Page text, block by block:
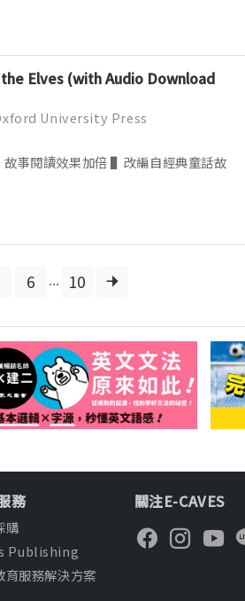
Elves (with Audio Download
University Press
事閱讀效果加倍 ▌改編自經典童話故
6 ... 10
務
購
Publishing
育服務解決方案
關注E-CAVES